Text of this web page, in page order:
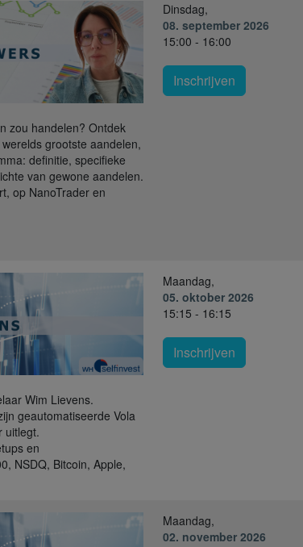
zou handelen? Ontdek
grootste aandelen,
definitie, specifieke
van gewone aandelen.
op NanoTrader en
Dinsdag,
08. september 2026
15:00 - 16:00
Inschrijven
Wim Lievens.
geautomatiseerde Vola
uitlegt.
en
NSDQ, Bitcoin, Apple,
Maandag,
05. oktober 2026
15:15 - 16:15
Inschrijven
Maandag,
02. november 2026